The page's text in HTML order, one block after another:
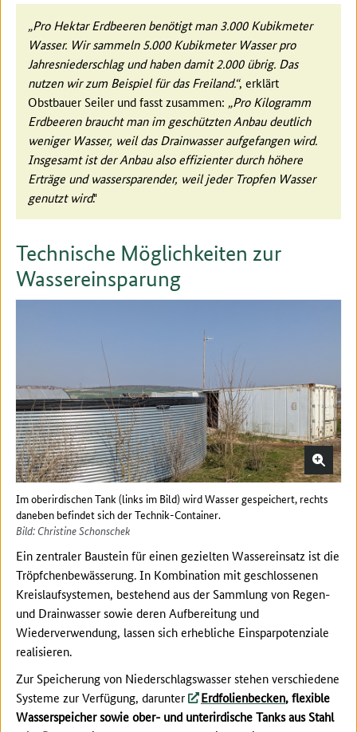
„Pro Hektar Erdbeeren benötigt man 3.000 Kubikmeter
Wasser. Wir sammeln 5.000 Kubikmeter Wasser pro
Jahresniederschlag und haben damit 2.000 übrig. Das
nutzen wir zum Beispiel für das Freiland.“, erklärt
Obstbauer Seiler und fasst zusammen: „Pro Kilogramm
Erdbeeren braucht man im geschützten Anbau deutlich
weniger Wasser, weil das Drainwasser aufgefangen wird.
Insgesamt ist der Anbau also effizienter durch höhere
Erträge und wassersparender, weil jeder Tropfen Wasser
genutzt wird."
Technische Möglichkeiten zur
Wassereinsparung
Im oberirdischen Tank (links im Bild) wird Wasser gespeichert, rechts
daneben befindet sich der Technik-Container.
Bild: Christine Schonschek
Ein zentraler Baustein für einen gezielten Wassereinsatz ist die
Tröpfchenbewässerung. In Kombination mit geschlossenen
Kreislaufsystemen, bestehend aus der Sammlung von Regen-
und Drainwasser sowie deren Aufbereitung und
Wiederverwendung, lassen sich erhebliche Einsparpotenziale
realisieren.
Zur Speicherung von Niederschlagswasser stehen verschiedene
Systeme zur Verfügung, darunter
Erdfolienbecken, flexible
Wasserspeicher sowie ober- und unterirdische Tanks aus Stahl